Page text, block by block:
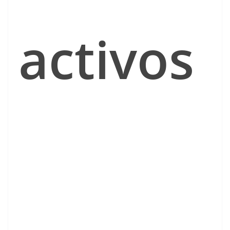
activos